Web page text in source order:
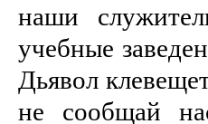
наши
учебные
Дьявол
не сообщай